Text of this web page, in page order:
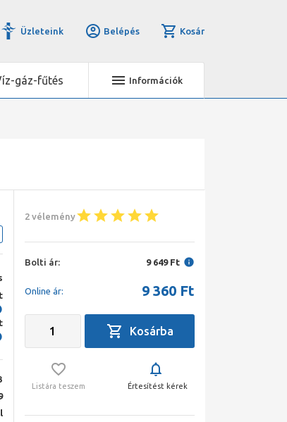
Üzleteink Belépés Kosár
gáz-fűtés Információk
2 vélemény
Bolti ár: 9 649 Ft
Online ár: 9 360 Ft
Listára teszem Értesítést kérek